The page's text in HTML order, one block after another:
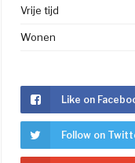
Vrije tijd
Wonen
Like on
Follow on